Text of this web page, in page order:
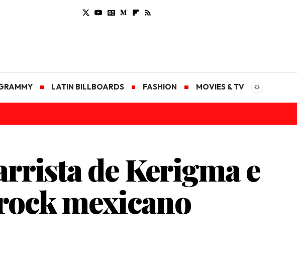
LATIN BILLBOARDS FASHION MOVIES & TV
de Kerigma e
mexicano